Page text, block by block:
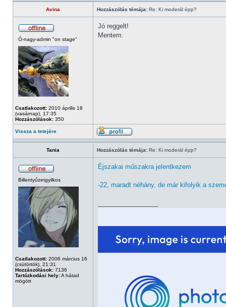
Avina Hozzászólás témája: Re: Ki moderál épp?
Ó-nagy-admin "on stage"
Csatlakozott: 2010 április 18
(vasárnap), 17:35
Hozzászólások: 350
Jó reggelt!
Mentem.
Vissza a tetejére
Tania Hozzászólás témája: Re: Ki moderál épp?
Billentyűzetgyilkos
Csatlakozott: 2006 március 16
(csütörtök), 21:31
Hozzászólások: 7136
Tartózkodási hely:A hátad
mögött
Éjszakai műszakra jelentkezem
-22, maradt néhány, de már kifolyik a